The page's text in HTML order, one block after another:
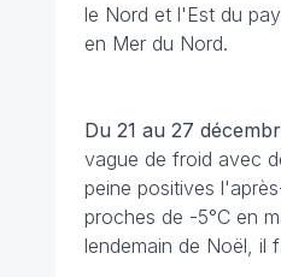
le Nord et l'Est du
en Mer du Nord.
Du 21 au 27
vague de froid avec
peine positives
proches de -5°C en
lendemain de Noël, il